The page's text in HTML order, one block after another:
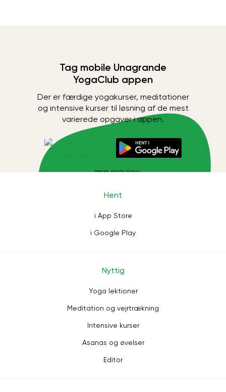
Tag mobile Unagrande
YogaClub appen
Der er færdige yogakurser, meditationer
og intensive kurser til løsning af de mest
varierede opgaver i appen.
Hent
i App Store
i Google Play
Nyttig
Yoga lektioner
Meditation og vejrtrækning
Intensive kurser
Asanas og øvelser
Editor